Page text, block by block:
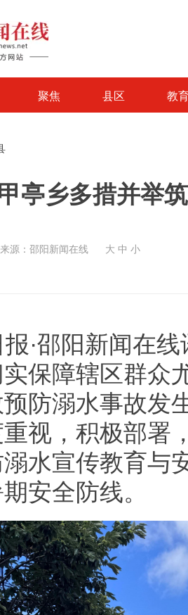
聚焦 县区 教
亭乡多措并举
来源：邵阳新闻在线 大 中 小
·邵阳新闻在
保障辖区群众
防溺水事故发
视，积极部署
水宣传教育与
安全防线。